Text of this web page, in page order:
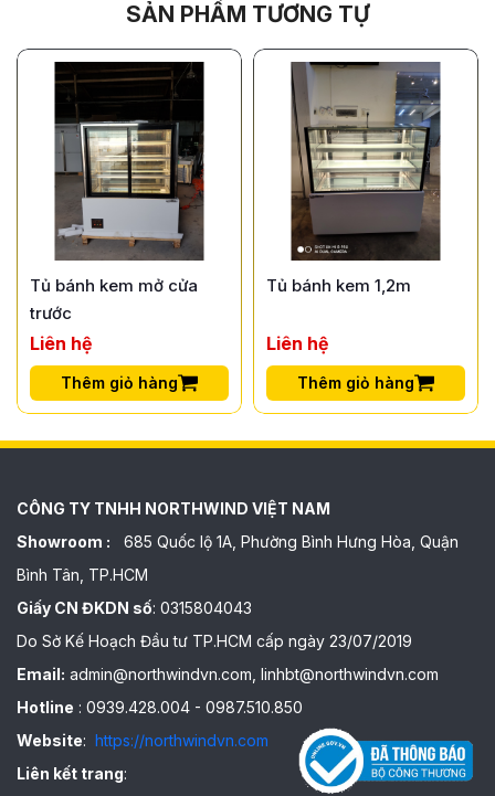
SẢN PHẨM TƯƠNG TỰ
Tủ bánh kem mở cửa
trước
Liên hệ
Thêm giỏ hàng
Tủ bánh kem 1,2m
Liên hệ
Thêm giỏ hàng
CÔNG TY TNHH NORTHWIND VIỆT NAM
Showroom : 685 Quốc lộ 1A, Phường Bình Hưng Hòa, Quận
Bình Tân, TP.HCM
Giấy CN ĐKDN số: 0315804043
Do Sở Kế Hoạch Đầu tư TP.HCM cấp ngày 23/07/2019
Email: admin@northwindvn.com, linhbt@northwindvn.com
Hotline : 0939.428.004 - 0987.510.850
Website: https://northwindvn.com
Liên kết trang: